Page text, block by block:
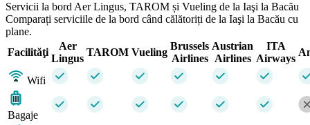
Servicii la bord Aer Lingus, TAROM și Vueling de la Iaşi la Bacău
Comparați serviciile de la bord când călătoriți de la Iaşi la Bacău cu
plane.
Facilităţi
Aer
Lingus
TAROM Vueling
Brussels
Airlines
Austrian
Airlines
ITA
Airways
Wifi
Bagaje